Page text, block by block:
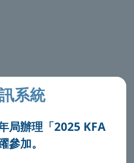
系統
局辦理「2025 KFA
加。